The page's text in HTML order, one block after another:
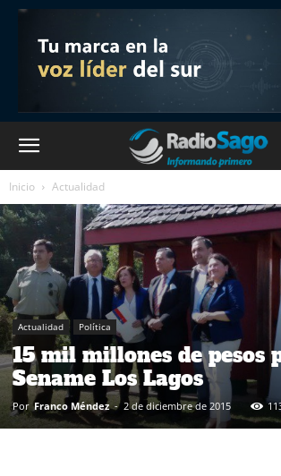
Inicio Actualidad
Actualidad Política
15 mil millones de pesos
Sename Los Lagos
Por Franco Méndez - 2 de diciembre de 2015